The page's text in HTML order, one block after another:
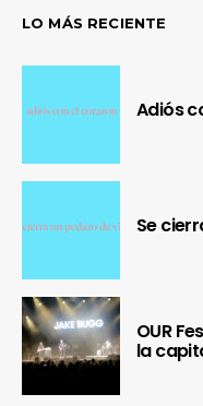
LO MÁS RECIENTE
Adiós
Se
OUR
la